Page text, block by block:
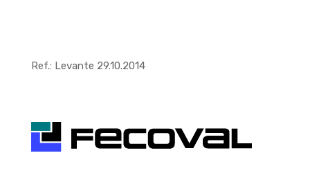
Ref.: Levante 29.10.2014